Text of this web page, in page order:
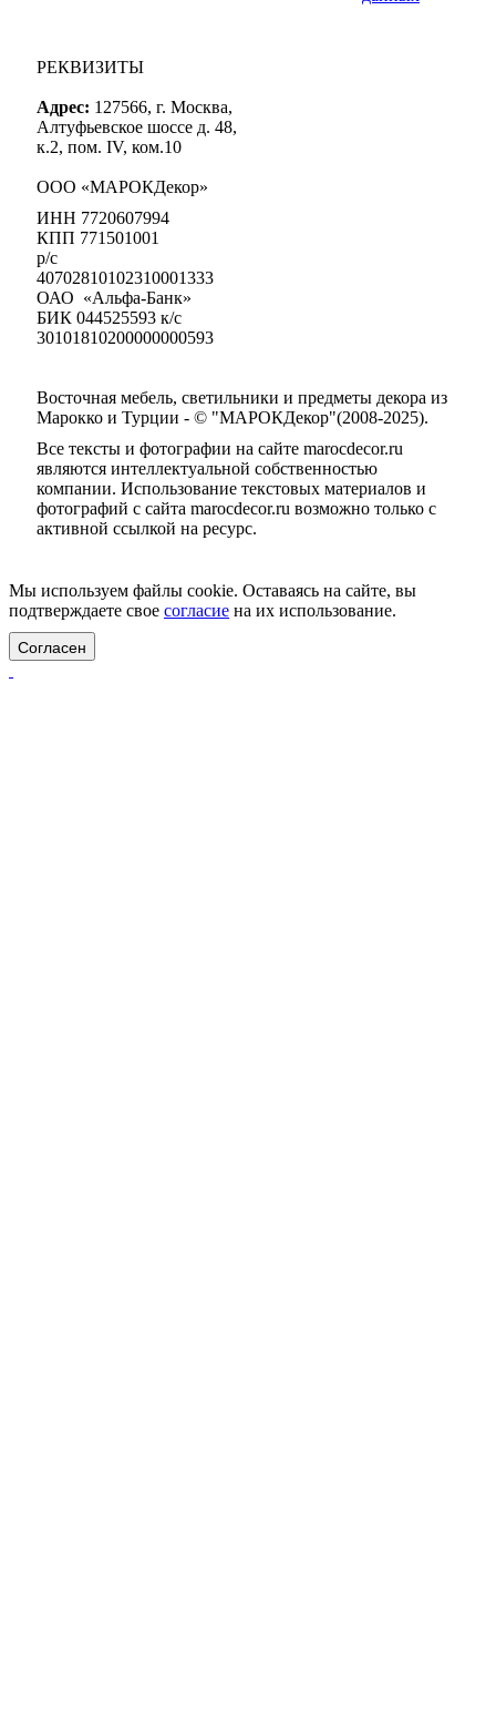
РЕКВИЗИТЫ
Адрес: 127566, г. Москва,
Алтуфьевское шоссе д. 48,
к.2, пом. IV, ком.10
ООО «МАРОКДекор»
ИНН 7720607994
КПП 771501001
р/с
40702810102310001333
ОАО «Альфа-Банк»
БИК 044525593 к/с
30101810200000000593
Восточная мебель, светильники и предметы декора из
Марокко и Турции - © "МАРОКДекор"(2008-2025).
Все тексты и фотографии на сайте marocdecor.ru
являются интеллектуальной собственностью
компании. Использование текстовых материалов и
фотографий с сайта marocdecor.ru возможно только с
активной ссылкой на ресурс.
Мы используем файлы cookie. Оставаясь на сайте, вы
подтверждаете свое согласие на их использование.
Согласен